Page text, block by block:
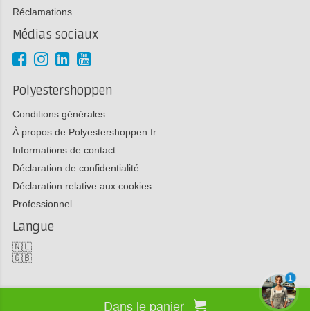
Dans le panier
Réclamations
Médias sociaux
Polyestershoppen
Conditions générales
À propos de Polyestershoppen.fr
Informations de contact
Déclaration de confidentialité
Déclaration relative aux cookies
Professionnel
Langue
🇳🇱
🇬🇧
Copyright 2026 Polyestershoppen bv
1